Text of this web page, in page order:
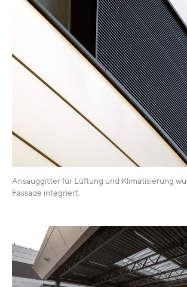
Ansauggitter für Lüftung und Klimatisierung
Fassade integriert.